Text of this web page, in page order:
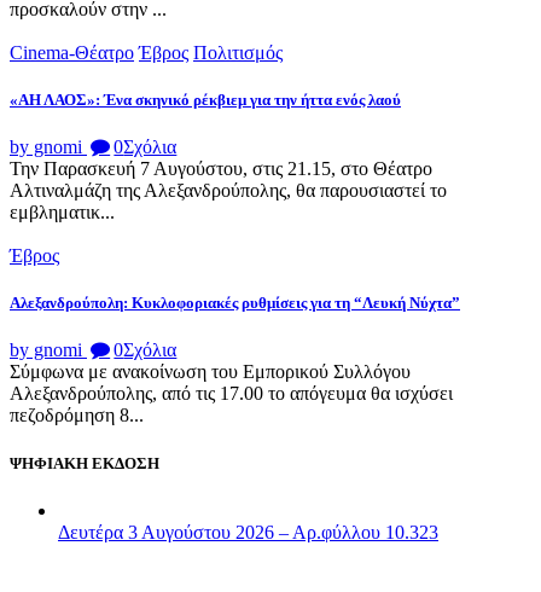
προσκαλούν στην ...
Cinema-Θέατρο Έβρος Πολιτισμός
«ΑΗ ΛΑΟΣ»: Ένα σκηνικό ρέκβιεμ για την ήττα ενός λαού
by gnomi 0Σχόλια
Την Παρασκευή 7 Αυγούστου, στις 21.15, στο Θέατρο
Αλτιναλμάζη της Αλεξανδρούπολης, θα παρουσιαστεί το
εμβληματικ...
Έβρος
Αλεξανδρούπολη: Κυκλοφοριακές ρυθμίσεις για τη “Λευκή Νύχτα”
by gnomi 0Σχόλια
Σύμφωνα με ανακοίνωση του Εμπορικού Συλλόγου
Αλεξανδρούπολης, από τις 17.00 το απόγευμα θα ισχύσει
πεζοδρόμηση 8...
ΨΗΦΙΑΚΗ ΕΚΔΟΣΗ
Δευτέρα 3 Αυγούστου 2026 – Αρ.φύλλου 10.323